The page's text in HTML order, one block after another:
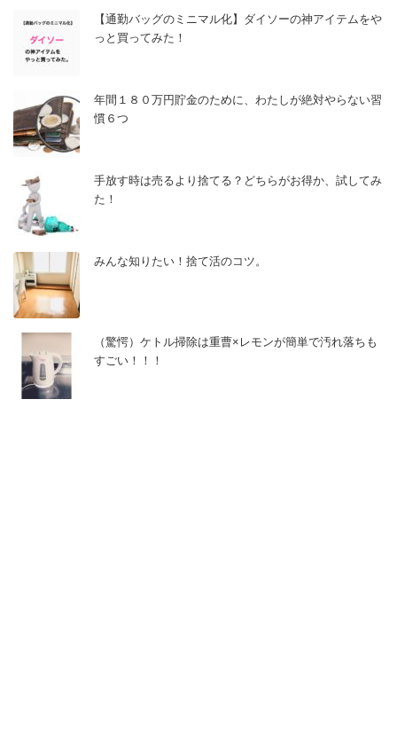
【通勤バッグのミニマル化】ダイソーの神アイテムをや
っと買ってみた！
年間１８０万円貯金のために、わたしが絶対やらない習
慣６つ
手放す時は売るより捨てる？どちらがお得か、試してみ
た！
みんな知りたい！捨て活のコツ。
（驚愕）ケトル掃除は重曹×レモンが簡単で汚れ落ちも
すごい！！！